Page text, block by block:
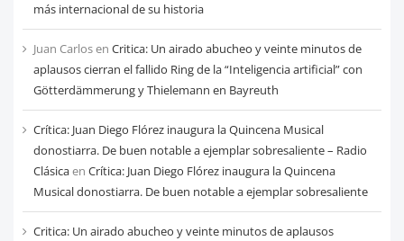
más internacional de su historia
Juan Carlosen Critica: Un airado abucheo y veinte minutos de
aplausos cierran el fallido Ring de la “Inteligencia artificial” con
Götterdämmerung y Thielemann en Bayreuth
Crítica: Juan Diego Flórez inaugura la Quincena Musical
donostiarra. De buen notable a ejemplar sobresaliente – Radio
Clásicaen Crítica: Juan Diego Flórez inaugura la Quincena
Musical donostiarra. De buen notable a ejemplar sobresaliente
Critica: Un airado abucheo y veinte minutos de aplausos